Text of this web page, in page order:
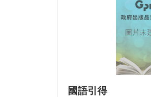
國語引得